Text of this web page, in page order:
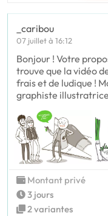
_caribou
07 juillet à 16:12
Bonjour ! Votre
trouve que la vidéo
frais et de ludique !
graphiste
Montant privé
3 jours
2 variantes